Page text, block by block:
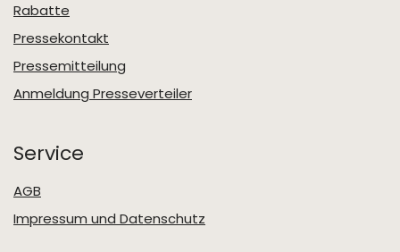
Rabatte
Pressekontakt
Pressemitteilung
Anmeldung Presseverteiler
Service
AGB
Impressum und Datenschutz